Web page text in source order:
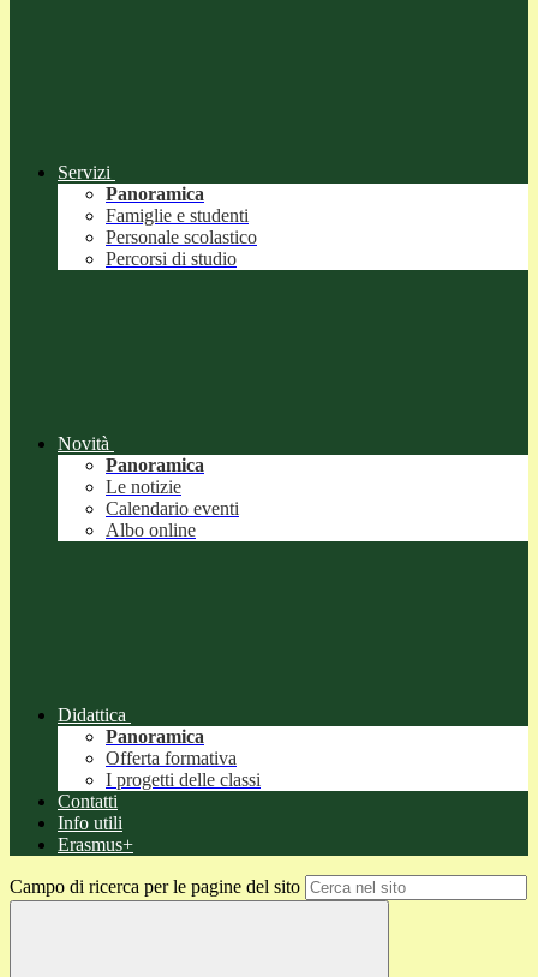
Servizi
Panoramica
Famiglie e studenti
Personale scolastico
Percorsi di studio
Novità
Panoramica
Le notizie
Calendario eventi
Albo online
Didattica
Panoramica
Offerta formativa
I progetti delle classi
Contatti
Info utili
Erasmus+
Campo di ricerca per le pagine del sito